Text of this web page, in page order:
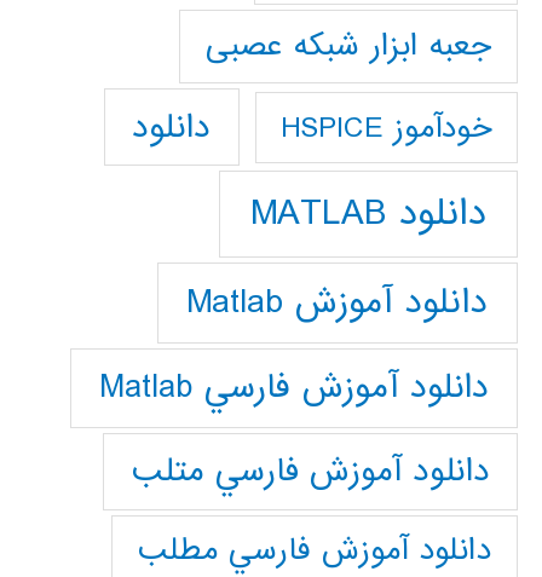
جعبه ابزار شبکه عصبی
خودآموز HSPICE دانلود
دانلود MATLAB
دانلود آموزش Matlab
دانلود آموزش فارسي Matlab
دانلود آموزش فارسي متلب
دانلود آموزش فارسي مطلب